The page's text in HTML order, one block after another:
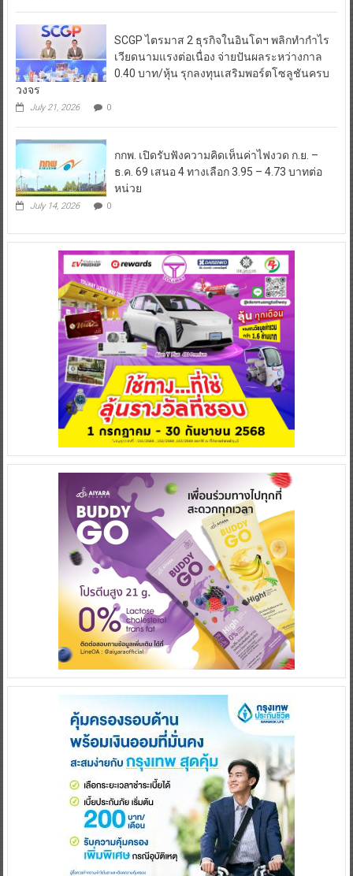
SCGP ไตรมาส 2 ธุรกิจในอินโดฯ พลิกทำกำไร
เวียดนามแรงต่อเนื่อง จ่ายปันผลระหว่างกาล
0.40 บาท/หุ้น รุกลงทุนเสริมพอร์ตโซลูชันครบ
วงจร
July 21, 2026 0
กกพ. เปิดรับฟังความคิดเห็นค่าไฟงวด ก.ย. –
ธ.ค. 69 เสนอ 4 ทางเลือก 3.95 – 4.73 บาทต่อ
หน่วย
July 14, 2026 0